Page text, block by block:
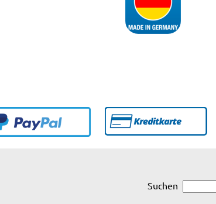
Suchen